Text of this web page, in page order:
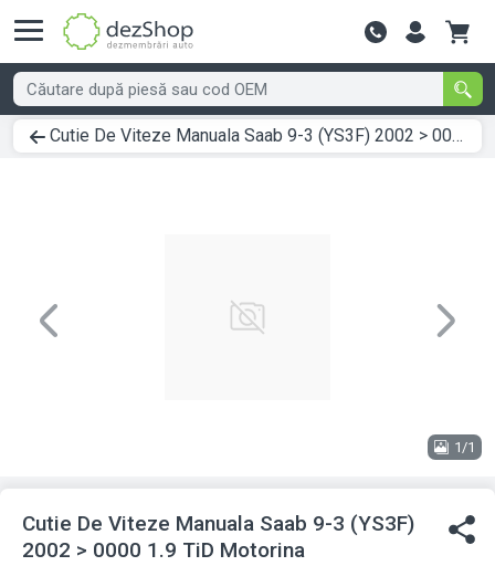
Contactează-
Cutie De Viteze Manuala Saab 9-3 (YS3F) 2002 > 0000 1.9 TiD Motorina
Previous Next
1/1
Cutie De Viteze Manuala Saab 9-3 (YS3F)
2002 > 0000 1.9 TiD Motorina